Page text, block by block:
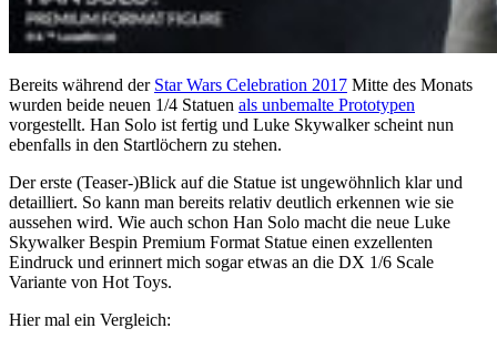
Bereits während der Star Wars Celebration 2017 Mitte des Monats
wurden beide neuen 1/4 Statuen als unbemalte Prototypen
vorgestellt. Han Solo ist fertig und Luke Skywalker scheint nun
ebenfalls in den Startlöchern zu stehen.
Der erste (Teaser-)Blick auf die Statue ist ungewöhnlich klar und
detailliert. So kann man bereits relativ deutlich erkennen wie sie
aussehen wird. Wie auch schon Han Solo macht die neue Luke
Skywalker Bespin Premium Format Statue einen exzellenten
Eindruck und erinnert mich sogar etwas an die DX 1/6 Scale
Variante von Hot Toys.
Hier mal ein Vergleich: